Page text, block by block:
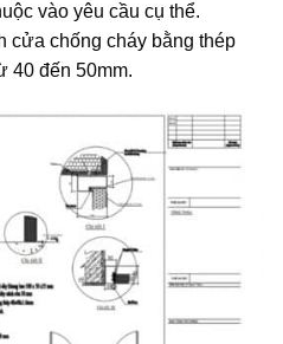
vào yêu cầu cụ thể.
cửa chống cháy bằng thép
40 đến 50mm.